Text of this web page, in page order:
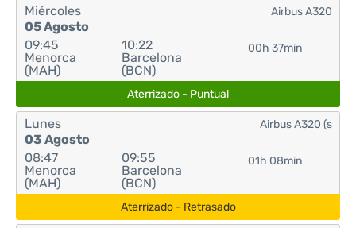
Miércoles
05 Agosto
09:45
Menorca
(MAH)
10:22
Barcelona
(BCN)
00h 37min
Airbus A320
Aterrizado - Puntual
Lunes
03 Agosto
08:47
Menorca
(MAH)
09:55
Barcelona
(BCN)
01h 08min
Airbus A320 (s
Aterrizado - Retrasado